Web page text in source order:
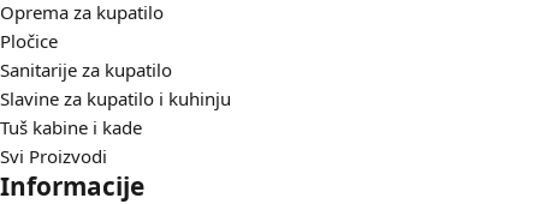
Oprema za kupatilo
Pločice
Sanitarije za kupatilo
Slavine za kupatilo i kuhinju
Tuš kabine i kade
Svi Proizvodi
Informacije